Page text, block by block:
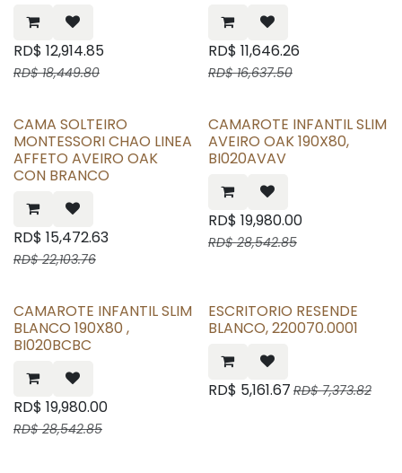
RD$ 12,914.85
RD$18,449.80
RD$ 11,646.26
RD$16,637.50
CAMA SOLTEIRO
MONTESSORI CHAO LINEA
AFFETO AVEIRO OAK
CON BRANCO
RD$ 15,472.63
RD$22,103.76
CAMAROTE INFANTIL SLIM
AVEIRO OAK 190X80,
BI020AVAV
RD$ 19,980.00
RD$28,542.85
CAMAROTE INFANTIL SLIM
BLANCO 190X80 ,
BI020BCBC
RD$ 19,980.00
RD$28,542.85
ESCRITORIO RESENDE
BLANCO, 220070.0001
RD$ 5,161.67 RD$7,373.82